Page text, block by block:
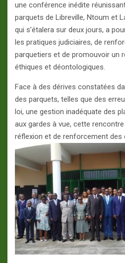
une conférence inédite
parquets de Libreville, Ntoum et
qui s’étalera sur deux jours, a
les pratiques judiciaires, de
parquetiers et de promouvoir un
éthiques et déontologiques.
Face à des dérives constatées
des parquets, telles que des
loi, une gestion inadéquate des
aux gardes à vue, cette
réflexion et de renforcement des